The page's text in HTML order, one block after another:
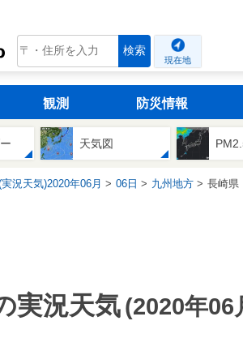
tenki.jp 検索
現在地
観測 防災情報
天気図
況天気)2020年06月 06日 九州地方 長崎県
実況天気(2020年06